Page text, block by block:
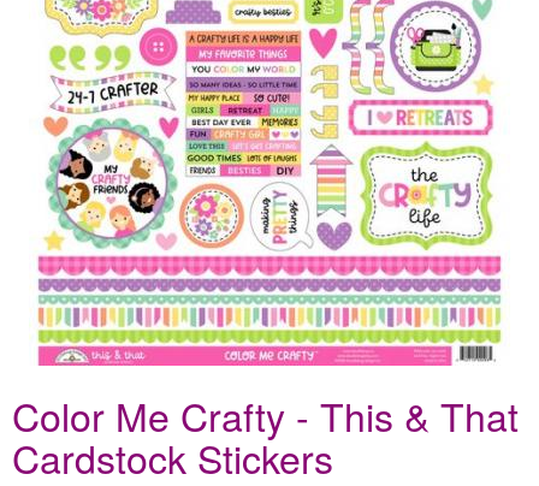
Color Me Crafty - This & That
Cardstock Stickers